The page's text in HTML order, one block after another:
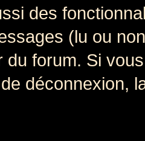
des
(lu ou
du forum. Si
déconnexion,